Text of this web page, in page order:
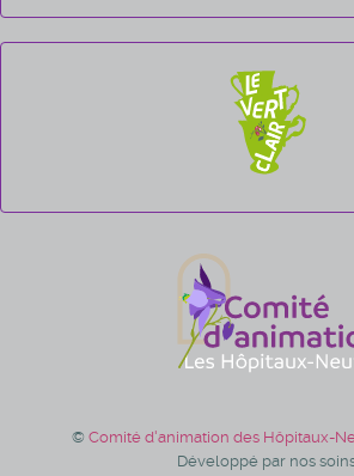
© Comité d'animation des Hôpitaux-
Développé par nos